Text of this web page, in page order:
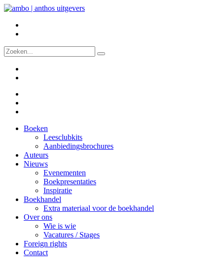
Boeken
Leesclubkits
Aanbiedingsbrochures
Auteurs
Nieuws
Evenementen
Boekpresentaties
Inspiratie
Boekhandel
Extra materiaal voor de boekhandel
Over ons
Wie is wie
Vacatures / Stages
Foreign rights
Contact